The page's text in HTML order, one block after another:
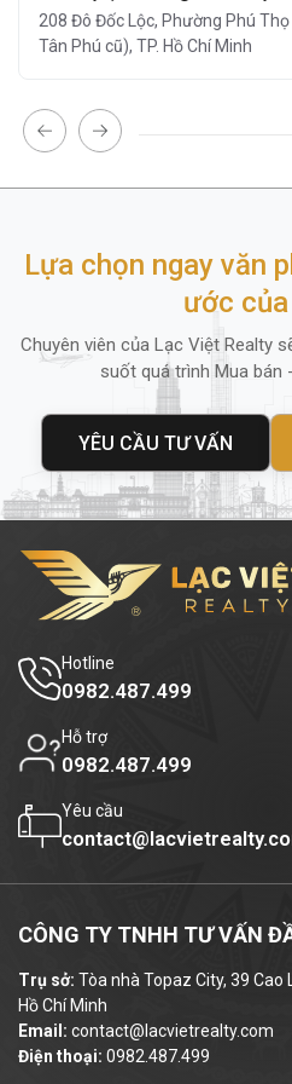
Dịch vụ vệ sinh, bảo
thang)
Hệ thống thang bộ
cửa hàng tiện lợi,
thể dục , mang lại sự
viên và khách hàng đến
4. Diện tích thuê
Victoria Buildingcung
diện tích thuê linh
loại hình doanh nghiệp
Diện tích nhỏ: 30m²
phòng startup)
Nguyên sàn:
Giá thuê tham khảo:
/m²/tháng, đã bao gồm
vụ cơ bản
phí gửi xe, phí làm
5. Ưu điểm khi
Victoria
doanh nghiệp
208 Đô Đốc Lộc, Phường Phú Thọ
Tân Phú cũ), TP. Hồ Chí Minh
Lựa chọn ngay văn
ước của
Chuyên viên của Lạc Việt Realty
suốt quá trình Mua bán
YÊU CẦU TƯ VẤN
Hotline
0982.487.499
Hỗ trợ
0982.487.499
Yêu cầu
CÔNG TY TNHH TƯ VẤN
Trụ sở: Tòa nhà Topaz City, 39 Cao
Hồ Chí Minh
Email: contact@lacvietrealty.com
Điện thoại: 0982.487.499